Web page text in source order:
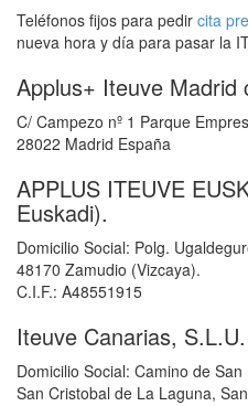
Teléfonos fijos para pedir cita
nueva hora y día para pasar la
Applus+ Iteuve Madrid
C/ Campezo nº 1 Parque
28022 Madrid España
APPLUS ITEUVE
Euskadi).
Domicilio Social: Polg.
48170 Zamudio (Vizcaya).
C.I.F.: A48551915
Iteuve Canarias,
Domicilio Social: Camino de
San Cristobal de La Laguna,